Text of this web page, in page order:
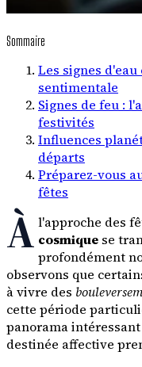
Sommaire
Les signes
sentimentale
Signes de feu :
festivités
Influences
départs
Préparez-vous
fêtes
À l'approche des
cosmique se
profondément
observons que
à vivre des
cette période
panorama
destinée affective